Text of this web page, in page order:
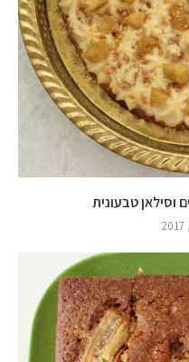
וסילאן טבעונית